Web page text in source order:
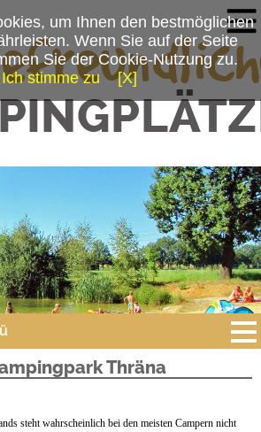
Thräna
steht wahrscheinlich bei den meisten Campern nicht
um Ihnen den bestmöglichen
Wenn Sie auf der Seite
Sie der Cookie-Nutzung zu.
Ich stimme zu
[X]